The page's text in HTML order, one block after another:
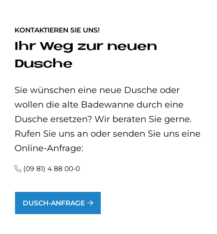
KONTAKTIEREN SIE UNS!
Ihr Weg zur neuen
Dusche
Sie wünschen eine neue Dusche oder
wollen die alte Badewanne durch eine
Dusche ersetzen? Wir beraten Sie gerne.
Rufen Sie uns an oder senden Sie uns eine
Online-Anfrage:
(09 81) 4 88 00-0
DUSCH-ANFRAGE